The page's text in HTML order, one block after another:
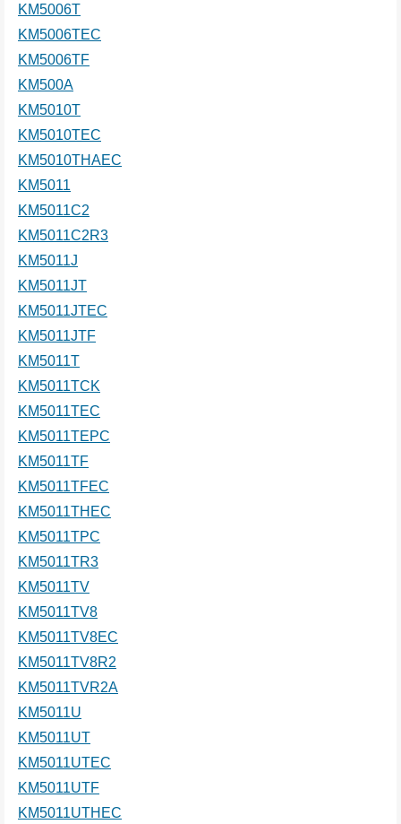
KM5006T
KM5006TEC
KM5006TF
KM500A
KM5010T
KM5010TEC
KM5010THAEC
KM5011
KM5011C2
KM5011C2R3
KM5011J
KM5011JT
KM5011JTEC
KM5011JTF
KM5011T
KM5011TCK
KM5011TEC
KM5011TEPC
KM5011TF
KM5011TFEC
KM5011THEC
KM5011TPC
KM5011TR3
KM5011TV
KM5011TV8
KM5011TV8EC
KM5011TV8R2
KM5011TVR2A
KM5011U
KM5011UT
KM5011UTEC
KM5011UTF
KM5011UTHEC